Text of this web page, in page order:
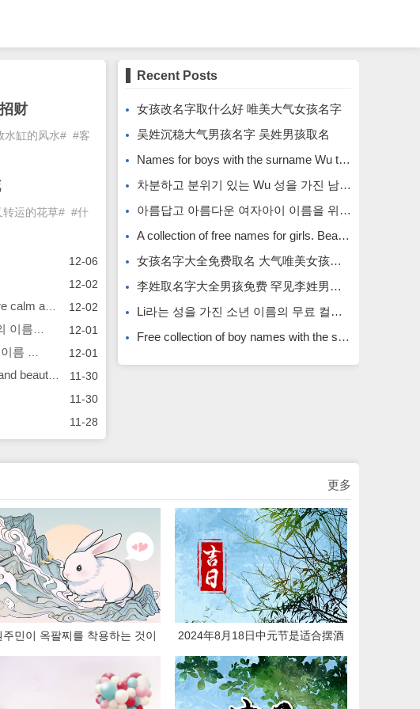
财
水缸的风水# #客
转运的花草# #什
12-06
12-02
12-02
12-01
12-01
11-30
11-30
11-28
Recent Posts
女孩改名字取什么好 唯美大气女孩名字
吴姓沉稳大气男孩名字 吴姓男孩取名
Names for boys with the surname Wu that are calm and atmospheric. Names for boys with the surname Wu.
차분하고 분위기 있는 Wu 성을 가진 남자아이의 이름입니다.
아름답고 아름다운 여자아이 이름을 위한 무료 이름 모음입니다.
A collection of free names for girls. Beautiful and beautiful girl names.
女孩名字大全免费取名 大气唯美女孩名字
李姓取名字大全男孩免费 罕见李姓男孩名字
Li라는 성을 가진 소년 이름의 무료 컬렉션입니다. Li라는 성을 가진 희귀한 소년 이름입니다.
Free collection of boy names with the surname Li. Rare boy names with the surname Li.
更多
주민이 옥팔찌를 착용하는 것이
이 적합합니까?
2024年8月18日中元节是适合摆酒
的日期吗 是上等嫁娶吉日吗